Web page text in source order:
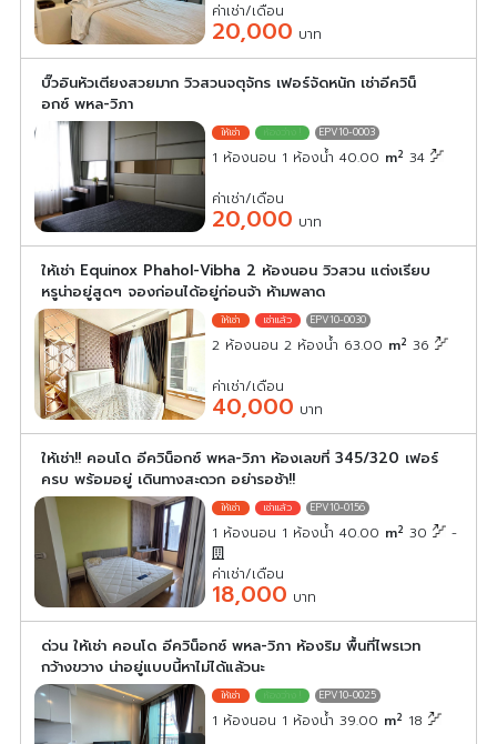
ค่าเช่า/เดือน
20,000 บาท
บิ๊วอินหัวเตียงสวยมาก วิวสวนจตุจักร เฟอร์จัดหนัก เช่าอีควิน็
อกซ์ พหล-วิภา
EPV10-0003
1 ห้องนอน 1 ห้องน้ำ 40.00 m2 34
ค่าเช่า/เดือน
20,000 บาท
ให้เช่า Equinox Phahol-Vibha 2 ห้องนอน วิวสวน แต่งเรียบ
หรูน่าอยู่สูดๆ จองก่อนได้อยู่ก่อนจ้า ห้ามพลาด
EPV10-0030
2 ห้องนอน 2 ห้องน้ำ 63.00 m2 36
ค่าเช่า/เดือน
40,000 บาท
ให้เช่า!! คอนโด อีควิน็อกซ์ พหล-วิภา ห้องเลขที่ 345/320 เฟอร์
ครบ พร้อมอยู่ เดินทางสะดวก อย่ารอช้า!!
EPV10-0156
1 ห้องนอน 1 ห้องน้ำ 40.00 m2 30 -
ค่าเช่า/เดือน
18,000 บาท
ด่วน ให้เช่า คอนโด อีควิน็อกซ์ พหล-วิภา ห้องริม พื้นที่ไพรเวท
กว้างขวาง น่าอยู่แบบนี้หาไม่ได้แล้วนะ
EPV10-0025
1 ห้องนอน 1 ห้องน้ำ 39.00 m2 18